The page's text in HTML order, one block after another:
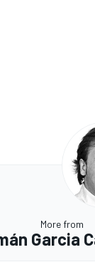
More from
Garcia